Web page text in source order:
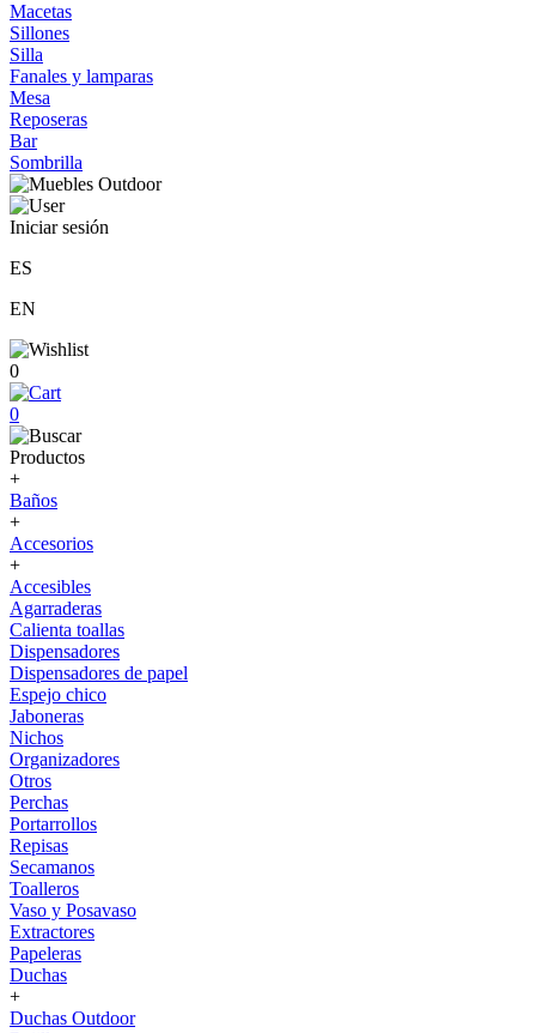
Macetas
Sillones
Silla
Fanales y lamparas
Mesa
Reposeras
Bar
Sombrilla
Iniciar sesión
ES
EN
0
0
Productos
+
Baños
+
Accesorios
+
Accesibles
Agarraderas
Calienta toallas
Dispensadores
Dispensadores de papel
Espejo chico
Jaboneras
Nichos
Organizadores
Otros
Perchas
Portarrollos
Repisas
Secamanos
Toalleros
Vaso y Posavaso
Extractores
Papeleras
Duchas
+
Duchas Outdoor